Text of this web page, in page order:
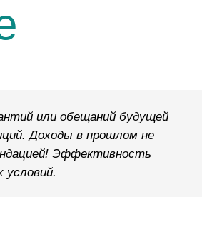
или обещаний будущей
Доходы в прошлом не
Эффективность
условий.